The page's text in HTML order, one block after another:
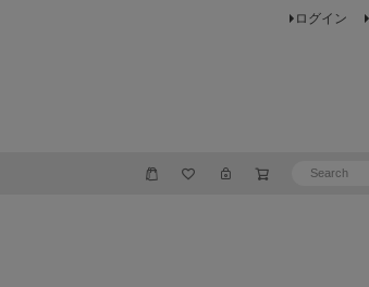
ログイン